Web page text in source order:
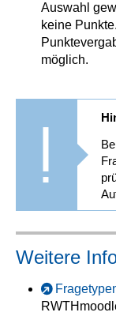
Auswahl
keine
möglich.
Weitere